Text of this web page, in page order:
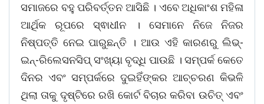
ସମାଜରେ ବହୁ ପରିବର୍ତ୍ତନ ଆସିଛି । ଏବେ ଅଧିକାଂଶ ମହିଳା
ଆର୍ଥିକ ରୂପରେ ସ୍ଵାଧୀନ । ସେମାନେ ନିଜେ ନିଜର
ନିଷ୍ପତ୍ତି ନେଇ ପାରୁଛନ୍ତି । ଆଉ ଏହି କାରଣରୁ ଲିଭ୍-
ଇନ୍-ରିଲେସନସିପ୍ ସଂଖ୍ୟା ବୃଦ୍ଧି ପାଉଛି । ସମ୍ପର୍କ କେତେ
ଦିନର ଏବଂ ସମ୍ପର୍କରେ ଦୁଇହିଁଙ୍କର ଆଚ୍ଚରଣ କିଭଳି
ଥିଲା ତାକୁ ଦୃଷ୍ଟିରେ ରଖି କୋର୍ଟ ବିଚାର କରିବା ଉଚିତ୍ ଏବଂ